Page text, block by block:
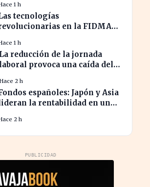
1 h
tecnologías
en la FIDMA
en Asturias
1 h
La reducción de la jornada
laboral provoca una caída del
española
Hace 2 h
españoles: Japón y Asia
la rentabilidad en un
2 h
PUBLICIDAD